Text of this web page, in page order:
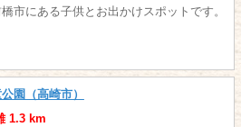
市にある子供とお出かけスポットです。
園（高崎市）
1.3 km